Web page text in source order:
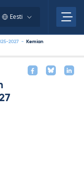
Eesti
2027 -
Kemian